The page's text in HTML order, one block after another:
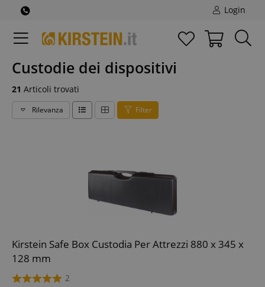
Login
Custodie dei dispositivi
21 Articoli trovati
Rilevanza Filter
Kirstein Safe Box Custodia Per Attrezzi 880 x 345 x
128 mm
2